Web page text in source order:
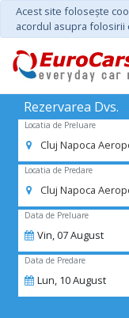
Acest site foloseşte
acordul asupra folosirii
Rezervarea Dvs.
Locatia de Preluare
Cluj Napoca
Locatia de Predare
Cluj Napoca
Data de Preluare
Vin,07August
Data de Predare
Lun, 10August